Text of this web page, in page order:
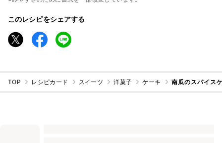
このレシピをシェアする
TOP レシピカード スイーツ 洋菓子 ケーキ 南瓜のスパイス